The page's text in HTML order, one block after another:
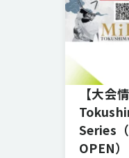
【大会
Series
OPEN）